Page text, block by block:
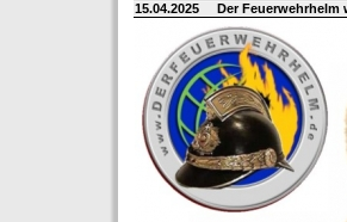
15.04.2025 Der